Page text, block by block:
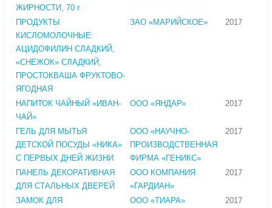
ЖИРНОСТИ, 70 г
ПРОДУКТЫ
КИСЛОМОЛОЧНЫЕ:
АЦИДОФИЛИН СЛАДКИЙ,
«СНЕЖОК» СЛАДКИЙ,
ПРОСТОКВАША ФРУКТОВО-
ЯГОДНАЯ
ЗАО «МАРИЙСКОЕ» 2017
НАПИТОК ЧАЙНЫЙ «ИВАН-
ЧАЙ»
ООО «ЯНДАР» 2017
ГЕЛЬ ДЛЯ МЫТЬЯ
ДЕТСКОЙ ПОСУДЫ «НИКА»
С ПЕРВЫХ ДНЕЙ ЖИЗНИ
ООО «НАУЧНО-
ПРОИЗВОДСТВЕННАЯ
ФИРМА «ГЕНИКС»
2017
ПАНЕЛЬ ДЕКОРАТИВНАЯ
ДЛЯ СТАЛЬНЫХ ДВЕРЕЙ
ООО КОМПАНИЯ
«ГАРДИАН»
2017
ЗАМОК ДЛЯ ООО «ТИАРА» 2017